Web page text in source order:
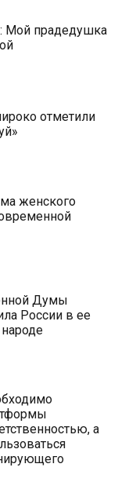
Мой прадедушка
отметили
женского
Думы
России в ее
а